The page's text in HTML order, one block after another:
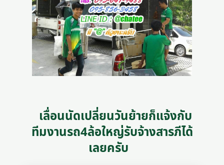
เลื่อนนัดเปลี่ยนวันย้ายก็แจ้งกับ
ทีมงานรถ4ล้อใหญ่รับจ้างสารภีได้
เลยครับ